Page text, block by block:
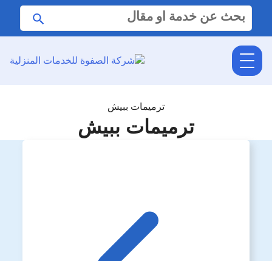
البحث
عن:
ترميمات ببيش
ترميمات ببيش